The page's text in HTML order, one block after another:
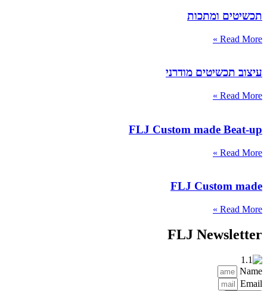
תכשיטים ומתכות
Read More »
עיצוב תכשיטים מודרני
Read More »
FLJ Custom made Beat-up
Read More »
FLJ Custom made
Read More »
FLJ Newsletter
Name
Email